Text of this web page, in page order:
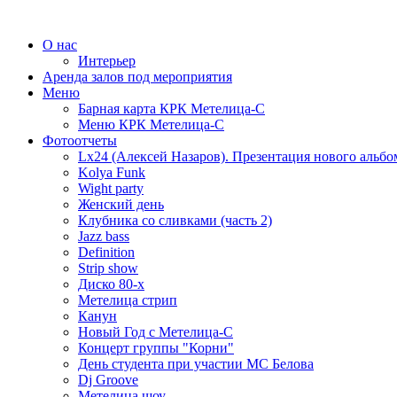
О нас
Интерьер
Аренда залов под мероприятия
Меню
Барная карта КРК Метелица-С
Меню КРК Метелица-С
Фотоотчеты
Lx24 (Алексей Назаров). Презентация нового
Kolya Funk
Wight party
Женский день
Клубника со сливками (часть 2)
Jazz bass
Definition
Strip show
Диско 80-х
Метелица стрип
Канун
Новый Год с Метелица-С
Концерт группы "Корни"
День студента при участии МС Белова
Dj Groove